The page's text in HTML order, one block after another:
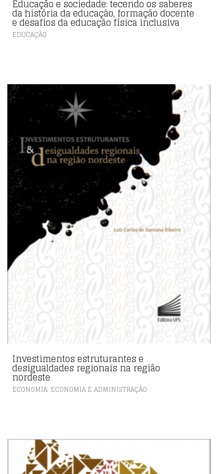
Educação e sociedade: tecendo os saberes
da história da educação, formação docente
e desafios da educação física inclusiva
EDUCAÇÃO
Investimentos estruturantes e
desigualdades regionais na região
nordeste
ECONOMIA, ECONOMIA E ADMINISTRAÇÃO